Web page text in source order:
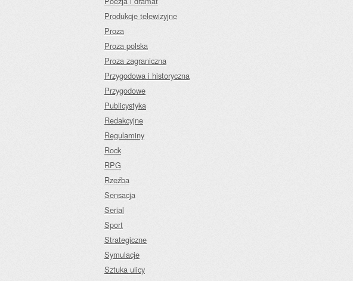
Produkcje telewizyjne
Proza
Proza polska
Proza zagraniczna
Przygodowa i historyczna
Przygodowe
Publicystyka
Redakcyjne
Regulaminy
Rock
RPG
Rzeźba
Sensacja
Serial
Sport
Strategiczne
Symulacje
Sztuka ulicy